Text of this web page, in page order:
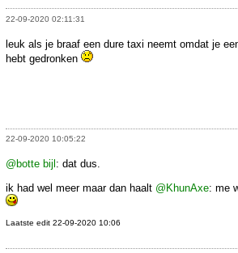
22-09-2020 02:11:31
leuk als je braaf een dure taxi neemt omdat je
hebt gedronken
22-09-2020 10:05:22
@botte bijl : dat dus.
ik had wel meer maar dan haalt @KhunAxe: me
Laatste edit 22-09-2020 10:06